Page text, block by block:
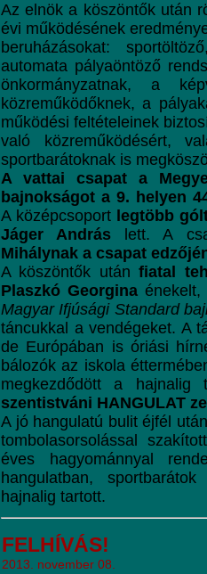
Az elnök a köszöntők után
évi működésének
beruházásokat:
automata pályaöntöző
önkormányzatnak, a
közreműködőknek, a
működési feltételeinek
való közreműködésért,
sportbarátoknak is
A vattai csapat a
bajnokságot a 9. helyen
A középcsoport legtöbb
Jáger András lett. A
Mihálynak a csapat
A köszöntők utánfiatal
Plaszkó Georgina
Magyar Ifjúsági Standard
táncukkal a vendégeket. A
de Európában is óriási
bálozók az iskola
megkezdődött a
szentistváni HANGULAT
A jó hangulatú bulit éjfél
tombolasorsolással
éves hagyománnyal
hangulatban,
hajnalig tartott.
FELHÍVÁS!
2013. november 08.